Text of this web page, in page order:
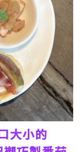
大小的